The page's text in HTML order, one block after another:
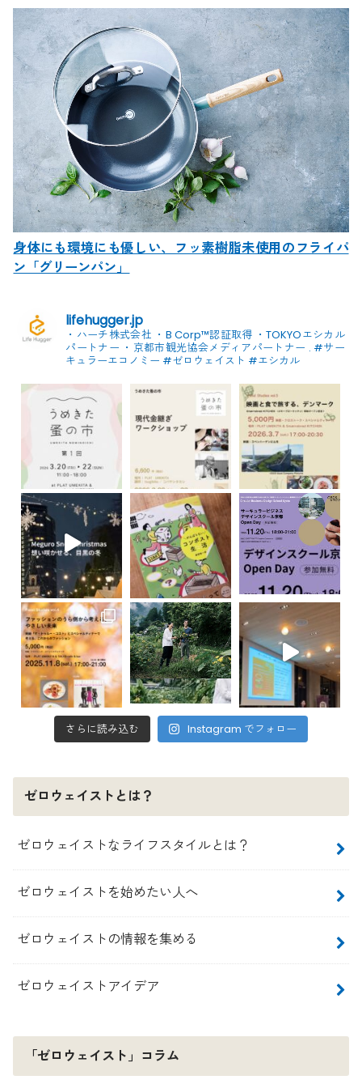
身体にも環境にも優しい、フッ素樹脂未使用のフライパ
ン「グリーンパン」
lifehugger.jp
・ハーチ株式会社 ・B Corp™認証取得 ・TOKYOエシカル
パートナー ・京都市観光協会メディアパートナー . #サー
キュラーエコノミー #ゼロウェイスト #エシカル
さらに読み込む Instagram でフォロー
ゼロウェイストとは？
ゼロウェイストなライフスタイルとは？
ゼロウェイストを始めたい人へ
ゼロウェイストの情報を集める
ゼロウェイストアイデア
「ゼロウェイスト」コラム